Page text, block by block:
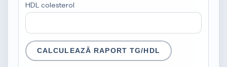
HDL colesterol
CALCULEAZĂ RAPORT TG/HDL